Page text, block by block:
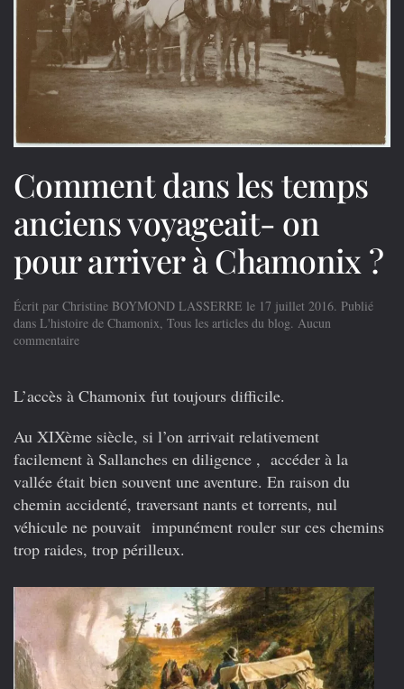
Comment dans les temps
anciens voyageait- on
pour arriver à Chamonix ?
Écrit par Christine BOYMOND LASSERRE le 17 juillet 2016. Publié
dans L'histoire de Chamonix, Tous les articles du blog. Aucun
commentairesur
les
voyageait-
on
pour
à
Chamonix
?
L’accès à Chamonix fut toujours difficile.
Au XIXème siècle, si l’on arrivait relativement
facilement à Sallanches en diligence , accéder à la
vallée était bien souvent une aventure. En raison du
chemin accidenté, traversant nants et torrents, nul
véhicule ne pouvait impunément rouler sur ces chemins
trop raides, trop périlleux.